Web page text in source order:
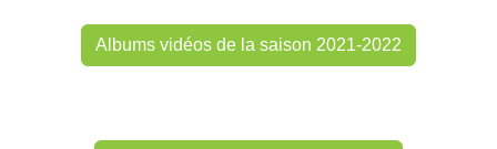
Albums vidéos de la saison 2021-2022